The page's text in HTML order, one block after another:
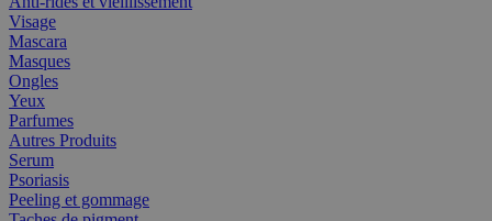
Visage
Mascara
Masques
Ongles
Yeux
Parfumes
Autres Produits
Serum
Psoriasis
Peeling et gommage